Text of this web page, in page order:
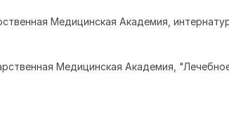
Медицинская Академия,
Медицинская Академия,